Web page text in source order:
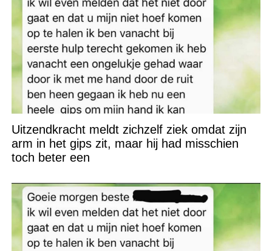
Uitzendkracht meldt zichzelf ziek omdat zijn
arm in het gips zit, maar hij had misschien
toch beter een